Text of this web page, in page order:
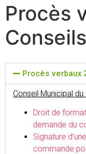
Procès
Conseils
Procès verbaux
Conseil Municipal
Droit de
demande du
Signature
commande